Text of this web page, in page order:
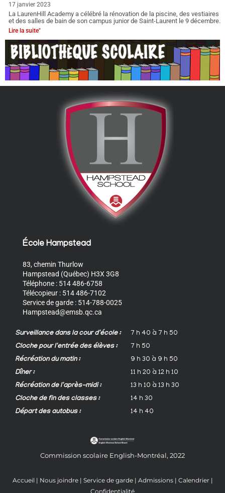
17 janvier 2023
La LaurenHill Academy a célébré la rénovation de la piscine, des vestiaires
et des salles de bain de son campus junior de Saint-Laurent le 9 décembre.
Lire la suite"
École Hampstead
83, chemin Thurlow
Hampstead (Québec) H3X 3G8
Téléphone : 514 486-6758
Télécopieur : 514 486-7102
Service de garde : 514-788-0025
Hampstead@emsb.qc.ca
Surveillance dans la cour d'école :
7 h 40 à 7 h 50
Cloche pour l'entrée des élèves :
7 h 50
Récréation du matin :
9 h 30 à 9 h 50
Dîner :
11 h 20 à 12 h 10
Récréation de l'après-midi :
13 h 10 à 13 h 30
Cloche de fin des classes :
14 h 30
Départ des autobus :
14 h 40
Commission scolaire English-Montréal, 2022
Accueil | Nous joindre| Service de garde| Admissions| Calendrier|
Confidentialité